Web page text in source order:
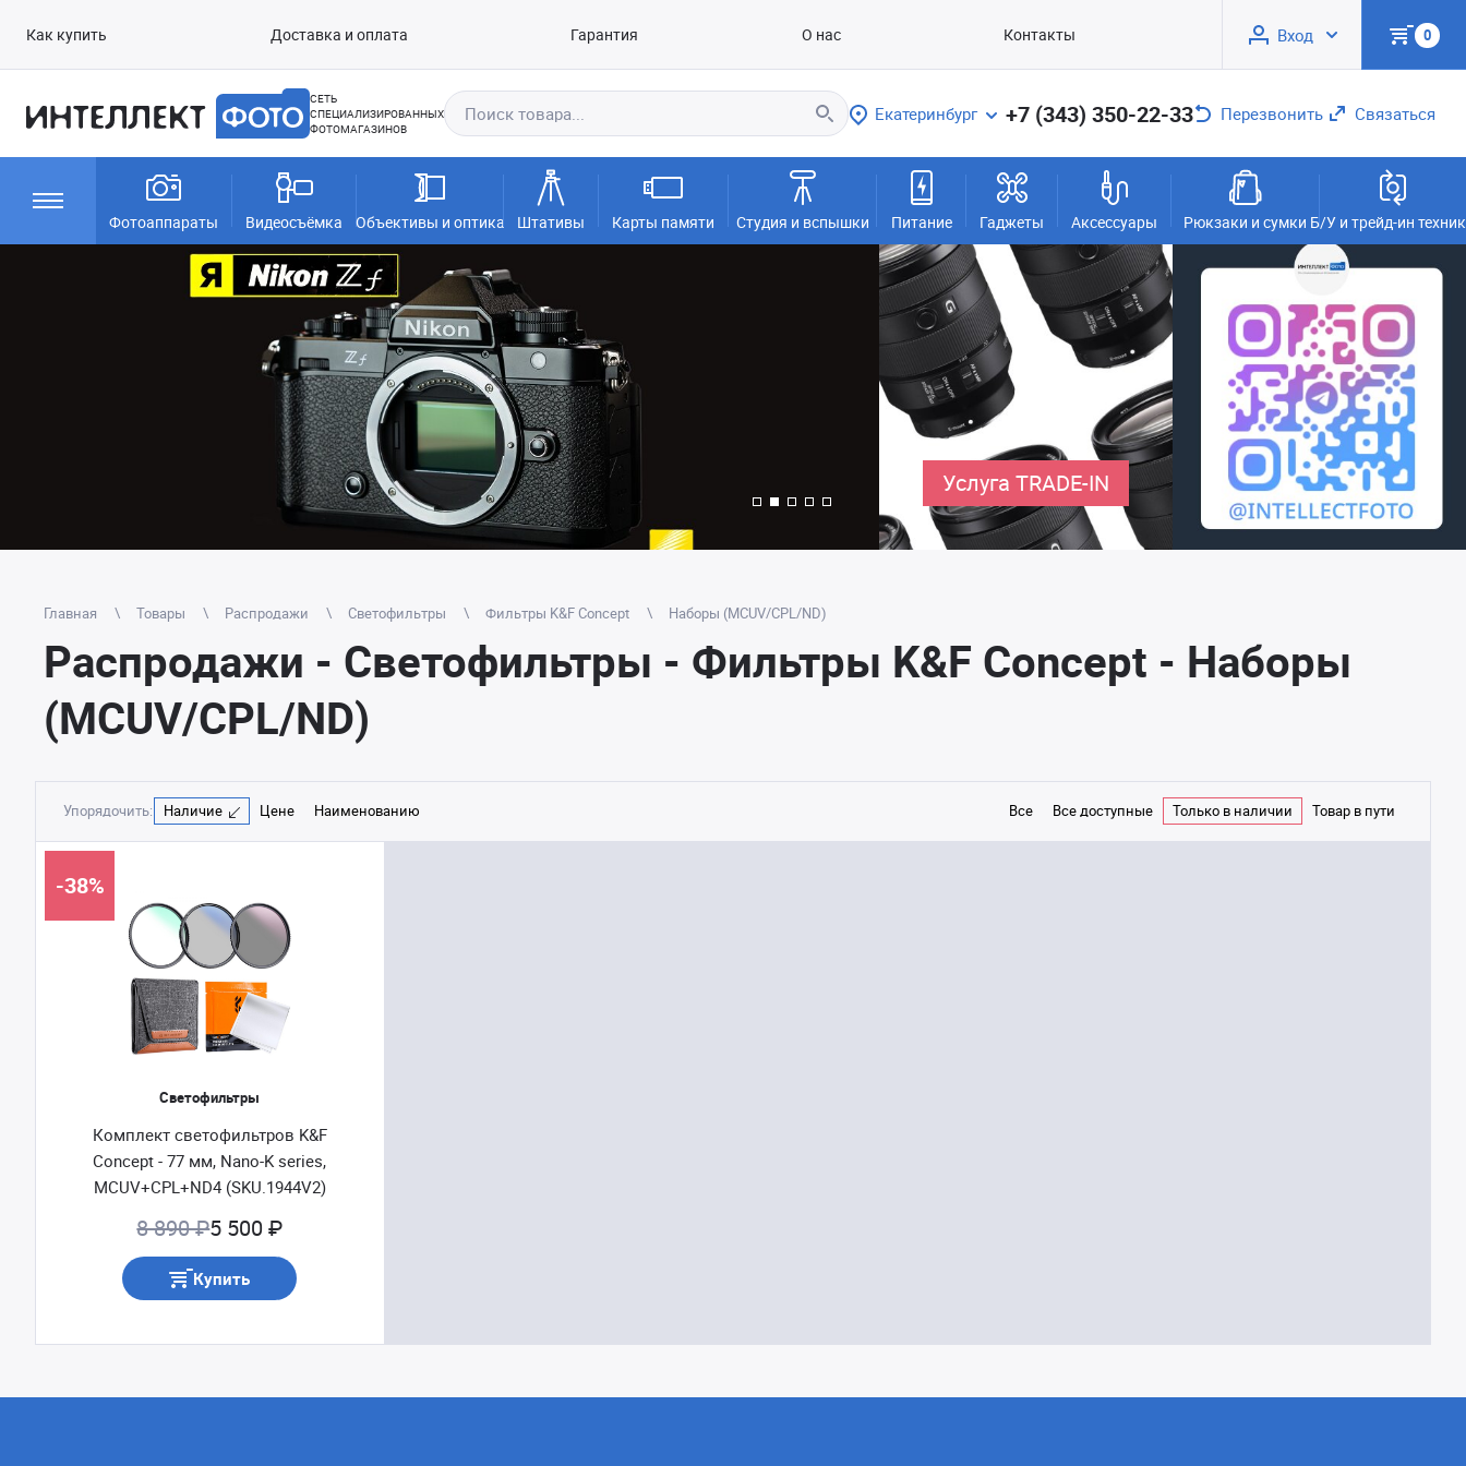
Как купить Доставка и оплата Гарантия О нас Контакты Вход 0
СЕТЬ
СПЕЦИАЛИЗИРОВАННЫХ
ФОТОМАГАЗИНОВ
Екатеринбург +7 (343) 350-22-33 Перезвонить Связаться
Фотоаппараты Видеосъёмка Объективы и оптика Штативы Карты памяти Студия и вспышки Питание Гаджеты Аксессуары Рюкзаки и сумки Б/У и трейд-ин
Услуга TRADE-IN
Главная Товары Распродажи Светофильтры Фильтры K&F Concept Наборы (MCUV/CPL/ND)
Распродажи - Светофильтры - Фильтры K&F Concept - Наборы
(MCUV/CPL/ND)
Упорядочить: Наличие Цене Наименованию Все Все доступные Только в наличии Товар в пути
Светофильтры
Комплект светофильтров K&F
Concept - 77 мм, Nano-K series,
MCUV+CPL+ND4 (SKU.1944V2)
-38%
8 890 ₽5 500 ₽
Купить